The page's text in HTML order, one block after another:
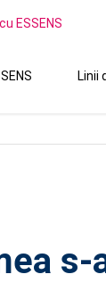
ESSENS
Linii
s-